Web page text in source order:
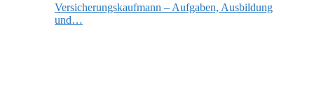
Versicherungskaufmann – Aufgaben, Ausbildung
und…